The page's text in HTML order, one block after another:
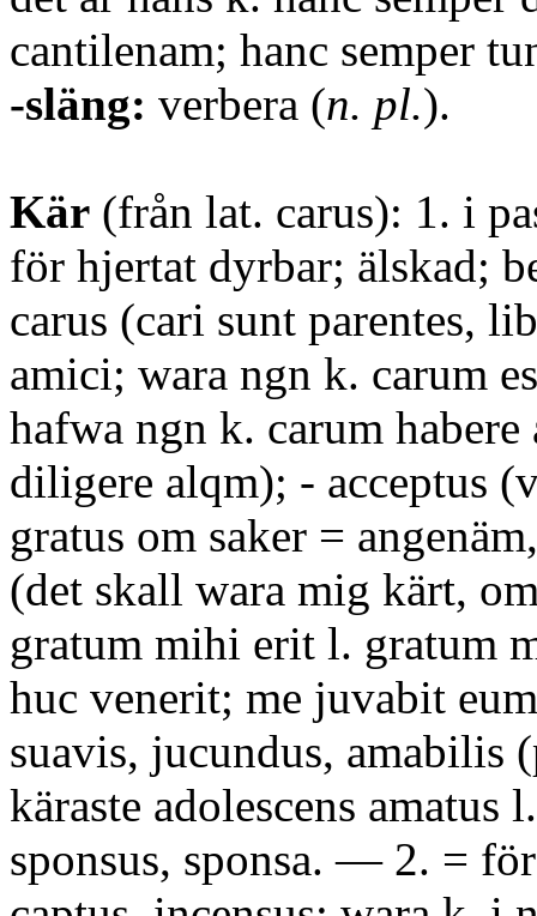
cantilenam; hanc semper
-släng: verbera (n. pl.).
Kär (från lat. carus): 1. i
för hjertat dyrbar; älskad;
carus (cari sunt parentes,
amici; wara ngn k. carum
hafwa ngn k. carum habere
diligere alqm); - acceptus
gratus om saker =
(det skall wara mig kärt,
gratum mihi erit l. gratum
huc venerit; me juvabit
suavis, jucundus, amabilis
käraste adolescens amatus
sponsus, sponsa. — 2. =